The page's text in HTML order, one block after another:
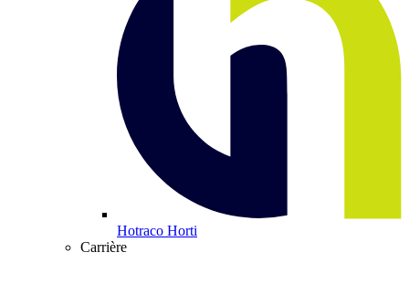
Hotraco Horti
Carrière